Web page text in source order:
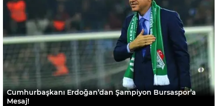
Cumhurbaşkanı Erdoğan’dan Şampiyon Bursaspor’a
Mesaj!